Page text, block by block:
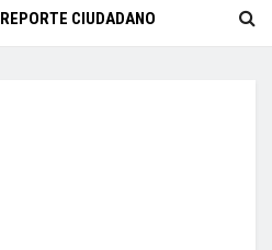
REPORTE CIUDADANO